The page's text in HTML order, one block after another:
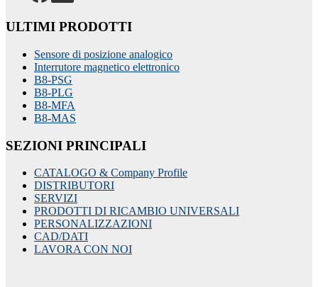
ULTIMI PRODOTTI
Sensore di posizione analogico
Interrutore magnetico elettronico
B8-PSG
B8-PLG
B8-MFA
B8-MAS
SEZIONI PRINCIPALI
CATALOGO & Company Profile
DISTRIBUTORI
SERVIZI
PRODOTTI DI RICAMBIO UNIVERSALI
PERSONALIZZAZIONI
CAD/DATI
LAVORA CON NOI